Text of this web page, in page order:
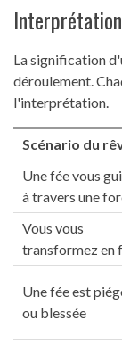
La signification
déroulement.
l'interprétation.
Scénario du
Une fée vous
à travers une
Vous vous
transformez en
Une fée est
ou blessée